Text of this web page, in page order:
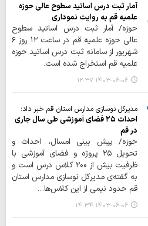
آمار ثبت درس اساتید سطوح عالی حوزه
علمیه قم به روایت نموداری
حوزه/ آمار ثبت درس اساتید سطوح
عالی حوزه علمیه قم در ساعت ۱۲ روز ۶
شهریور از سامانه ثبت درس اساتید حوزه
علمیه قم استخراج شده است.
۱۴۰۳-۰۶-۰۶ ۱۲:۳۷
مدیرکل نوسازی مدارس استان قم خبر داد؛
احداث ۲۵ فضای آموزشی طی سال جاری
در قم
حوزه/ پیش بینی امسال، احداث و
تحویل ۲۵ پروژه و فضای آموزشی با
ظرفیت بیش از ۲۰۰ کلاس درس است و
به گفته‌ی مدیرکل نوسازی مدارس استان
قم حدود نیمی از این کلاس‌ها…
۱۴۰۳-۰۶-۰۶ ۱۴:۳۴